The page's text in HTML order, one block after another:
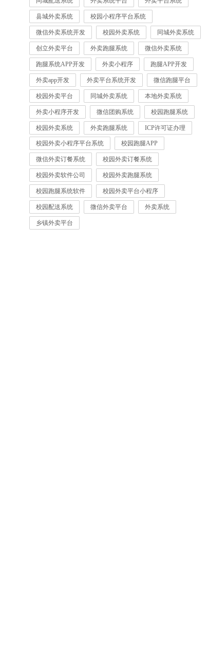
县城外卖系统 校园小程序平台系统
微信外卖系统开发 校园外卖系统 同城外卖系统
创立外卖平台 外卖跑腿系统 微信外卖系统
跑腿系统APP开发 外卖小程序 跑腿APP开发
外卖app开发 外卖平台系统开发 微信跑腿平台
校园外卖平台 同城外卖系统 本地外卖系统
外卖小程序开发 微信团购系统 校园跑腿系统
校园外卖系统 外卖跑腿系统 ICP许可证办理
校园外卖小程序平台系统 校园跑腿APP
微信外卖订餐系统 校园外卖订餐系统
校园外卖软件公司 校园外卖跑腿系统
校园跑腿系统软件 校园外卖平台小程序
校园配送系统 微信外卖平台 外卖系统
乡镇外卖平台